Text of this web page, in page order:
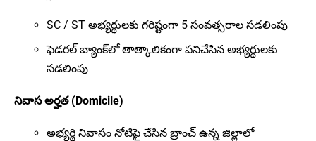
SC / ST అభ్యర్థులకు గరిష్టంగా 5 సంవత్సరాల సడలింపు
ఫెడరల్ బ్యాంక్‌లో తాత్కాలికంగా పనిచేసిన అభ్యర్థులకు
సడలింపు
నివాస అర్హత (Domicile)
అభ్యర్థి నివాసం నోటిఫై చేసిన బ్రాంచ్ ఉన్న జిల్లాలో